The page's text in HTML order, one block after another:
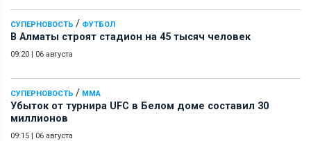
СУПЕРНОВОСТЬ / ФУТБОЛ
В Алматы строят стадион на 45 тысяч человек
09:20 | 06 августа
СУПЕРНОВОСТЬ / ММА
Убыток от турнира UFC в Белом доме составил 30
миллионов
09:15 | 06 августа